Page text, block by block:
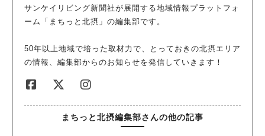
サンケイリビング新聞社が展開する地域情報プラットフォ
ーム「まちっと北摂」の編集部です。
50年以上地域で培った取材力で、とっておきの北摂エリア
の情報、編集部からのお知らせを発信していきます！
まちっと北摂編集部さんの他の記事